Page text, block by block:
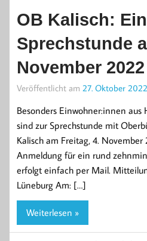
OB Kalisch:
Sprechstunde
November 2022
Veröffentlicht am 27. Oktober 2022
Besonders Einwohner:innen
sind zur Sprechstunde mit
Kalisch am Freitag, 4.
Anmeldung für ein rund
erfolgt einfach per Mail.
Lüneburg Am: […]
Weiterlesen »